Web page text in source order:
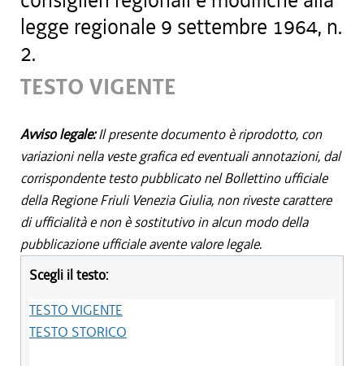
legge regionale 9 settembre 1964, n.
2.
TESTO VIGENTE
Avviso legale:Il presente documento è riprodotto, con
variazioni nella veste grafica ed eventuali annotazioni, dal
corrispondente testo pubblicato nel Bollettino ufficiale
della Regione Friuli Venezia Giulia, non riveste carattere
di ufficialità e non è sostitutivo in alcun modo della
pubblicazione ufficiale avente valore legale.
Scegli il testo:
TESTO VIGENTE
TESTO STORICO